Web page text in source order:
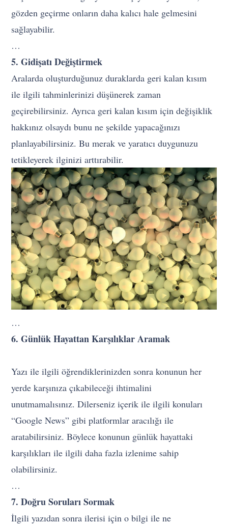
gözden geçirme onların daha kalıcı hale gelmesini
sağlayabilir.
…
5. Gidişatı Değiştirmek
Aralarda oluşturduğunuz duraklarda geri kalan kısım
ile ilgili tahminlerinizi düşünerek zaman
geçirebilirsiniz. Ayrıca geri kalan kısım için değişiklik
hakkınız olsaydı bunu ne şekilde yapacağınızı
planlayabilirsiniz. Bu merak ve yaratıcı duygunuzu
tetikleyerek ilginizi arttırabilir.
…
6. Günlük Hayattan Karşılıklar Aramak
Yazı ile ilgili öğrendiklerinizden sonra konunun her
yerde karşınıza çıkabileceği ihtimalini
unutmamalısınız. Dilerseniz içerik ile ilgili konuları
“Google News” gibi platformlar aracılığı ile
aratabilirsiniz. Böylece konunun günlük hayattaki
karşılıkları ile ilgili daha fazla izlenime sahip
olabilirsiniz.
…
7. Doğru Soruları Sormak
İlgili yazıdan sonra ilerisi için o bilgi ile ne